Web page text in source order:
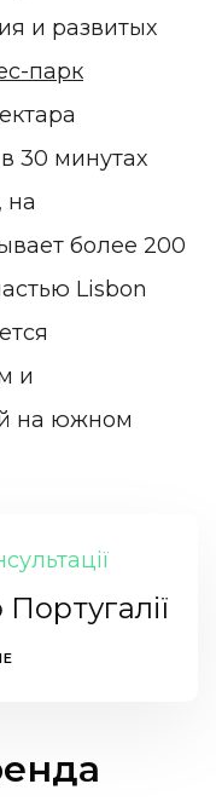
и развитых
парк
30 минутах
на
более 200
Lisbon
и
на южном
Португалії